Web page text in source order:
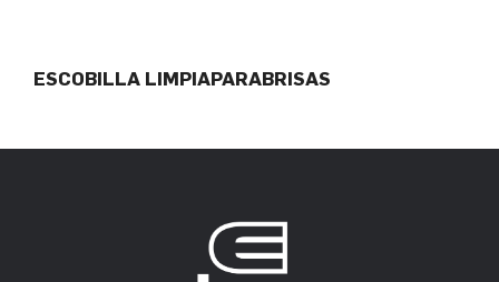
ESCOBILLA LIMPIAPARABRISAS